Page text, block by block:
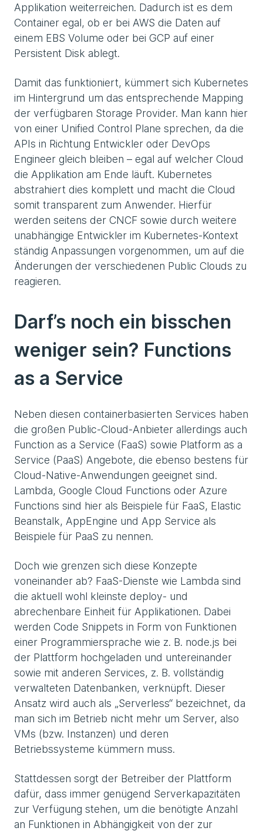
Applikation weiterreichen. Dadurch ist es dem
Container egal, ob er bei AWS die Daten auf
einem EBS Volume oder bei GCP auf einer
Persistent Disk ablegt.
Damit das funktioniert, kümmert sich Kubernetes
im Hintergrund um das entsprechende Mapping
der verfügbaren Storage Provider. Man kann hier
von einer Unified Control Plane sprechen, da die
APIs in Richtung Entwickler oder DevOps
Engineer gleich bleiben – egal auf welcher Cloud
die Applikation am Ende läuft. Kubernetes
abstrahiert dies komplett und macht die Cloud
somit transparent zum Anwender. Hierfür
werden seitens der CNCF sowie durch weitere
unabhängige Entwickler im Kubernetes-Kontext
ständig Anpassungen vorgenommen, um auf die
Änderungen der verschiedenen Public Clouds zu
reagieren.
Darf’s noch ein bisschen
weniger sein? Functions
as a Service
Neben diesen containerbasierten Services haben
die großen Public-Cloud-Anbieter allerdings auch
Function as a Service (FaaS) sowie Platform as a
Service (PaaS) Angebote, die ebenso bestens für
Cloud-Native-Anwendungen geeignet sind.
Lambda, Google Cloud Functions oder Azure
Functions sind hier als Beispiele für FaaS, Elastic
Beanstalk, AppEngine und App Service als
Beispiele für PaaS zu nennen.
Doch wie grenzen sich diese Konzepte
voneinander ab? FaaS-Dienste wie Lambda sind
die aktuell wohl kleinste deploy- und
abrechenbare Einheit für Applikationen. Dabei
werden Code Snippets in Form von Funktionen
einer Programmiersprache wie z. B. node.js bei
der Plattform hochgeladen und untereinander
sowie mit anderen Services, z. B. vollständig
verwalteten Datenbanken, verknüpft. Dieser
Ansatz wird auch als „Serverless“ bezeichnet, da
man sich im Betrieb nicht mehr um Server, also
VMs (bzw. Instanzen) und deren
Betriebssysteme kümmern muss.
Stattdessen sorgt der Betreiber der Plattform
dafür, dass immer genügend Serverkapazitäten
zur Verfügung stehen, um die benötigte Anzahl
an Funktionen in Abhängigkeit von der zur